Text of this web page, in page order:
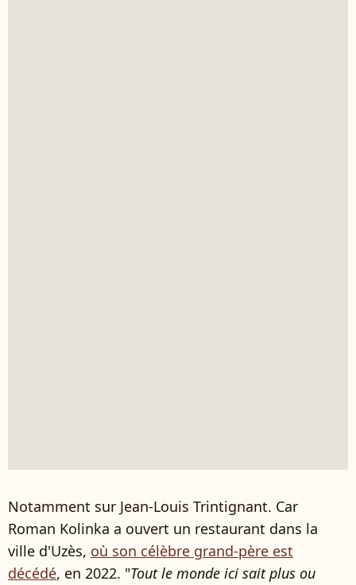
Notamment sur Jean-Louis Trintignant. Car
Roman Kolinka a ouvert un restaurant dans la
ville d'Uzès, où son célèbre grand-père est
décédé, en 2022. "Tout le monde ici sait plus ou